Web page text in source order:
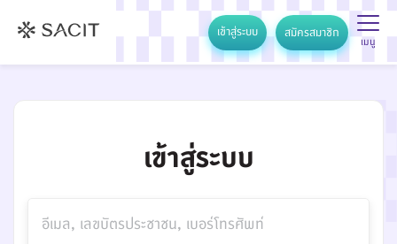
เข้าสู่ระบบ สมัครสมาชิก
เมนู
เข้าสู่ระบบ
อีเมล, เลขบัตรประชาชน, เบอร์โทรศัพท์